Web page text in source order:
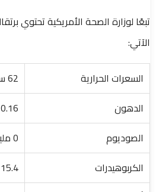
الآتي:
السعرات الحرارية
62 سعرة حرارية
الدهون
0.16 جرام
الصوديوم
0 مليجرام
الكربوهيدرات
15.4 جرام